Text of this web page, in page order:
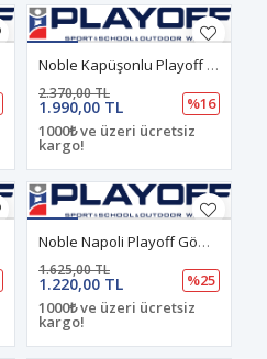
Noble Kapüşonlu Playoff Softshell Mont Lacivert
1.990,00 TL
2.370,00 TL
%16
1000₺ ve üzeri ücretsiz
kargo!
Noble Napoli Playoff Gömlek Bej
1.220,00 TL
1.625,00 TL
%25
1000₺ ve üzeri ücretsiz
kargo!